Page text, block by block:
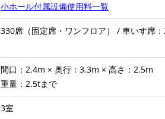
小ホール付属設備使用料一覧
330席（固定席・ワンフロア） / 車いす席
間口：2.4m × 奥行：3.3m × 高さ：2.5m
重量：2.5tまで
3室